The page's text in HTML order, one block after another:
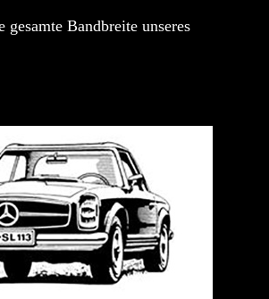
Bandbreite unseres